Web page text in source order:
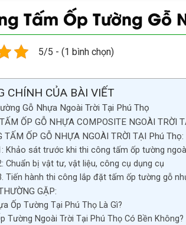
Tấm Ốp Tường Gỗ
5/5 - (1 bình chọn)
CHÍNH CỦA BÀI VIẾT
Gỗ Nhựa Ngoài Trời Tại Phú Thọ
ỐP GỖ NHỰA COMPOSITE NGOÀI TRỜI
TẤM ỐP GỖ NHỰA NGOÀI TRỜI TẠI Phú Thọ:
Khảo sát trước khi thi công tấm ốp tường
Chuẩn bị vật tư, vật liệu, công cụ dụng cụ
Tiến hành thi công lắp đặt tấm ốp tường gỗ
GẶP:
Ốp Tường Tại Phú Thọ Là Gì?
Tường Ngoài Trời Tại Phú Thọ Có Bền Không?